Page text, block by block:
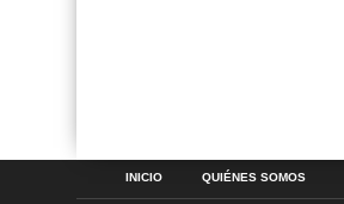
INICIO QUIÉNES SOMOS